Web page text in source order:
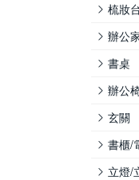
梳妝
辦公
書桌
辦公
玄關
書櫃/
立燈/